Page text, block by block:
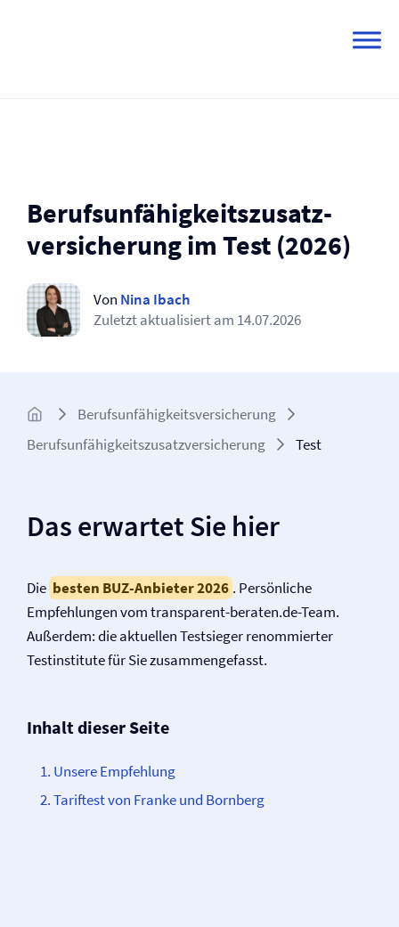
Berufs­unfähigkeitszusatz­
versicherung im Test (2026)
Von Nina Ibach
Zuletzt aktualisiert am 14.07.2026
Berufs­unfähigkeits­­versicherung
Berufs­unfähigkeitszusatz­versicherung
Test
Das erwartet Sie hier
Die besten BUZ-Anbieter 2026 . Persönliche
Empfehlungen vom transparent-beraten.de-Team.
Außerdem: die aktuellen Testsieger renommierter
Testinstitute für Sie zusammengefasst.
Inhalt dieser Seite
Unsere Empfehlung
Tariftest von Franke und Bornberg